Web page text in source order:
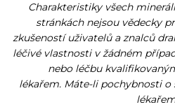
Charakteristiky všech
stránkách nejsou vědecky
zkušeností uživatelů a znalců
léčivé vlastnosti v žádném
nebo léčbu
lékařem. Máte-li pochybnosti o